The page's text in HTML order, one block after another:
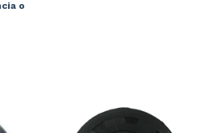
o